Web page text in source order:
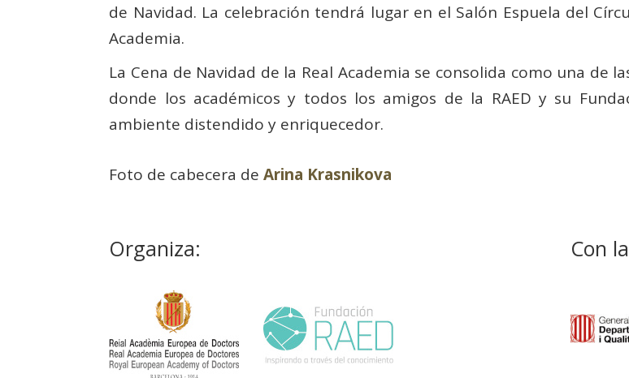
de Navidad. La celebración tendrá lugar en el Salón Espuela del
Academia.
La Cena de Navidad de la Real Academia se consolida como una de
donde los académicos y todos los amigos de la RAED y su
ambiente distendido y enriquecedor.
Foto de cabecera deArina Krasnikova
Organiza: Con